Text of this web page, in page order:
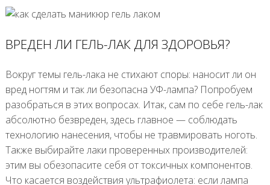
ВРЕДЕН ЛИ ГЕЛЬ-ЛАК ДЛЯ ЗДОРОВЬЯ?
Вокруг темы гель-лака не стихают споры: наносит ли он
вред ногтям и так ли безопасна УФ-лампа? Попробуем
разобраться в этих вопросах. Итак, сам по себе гель-лак
абсолютно безвреден, здесь главное — соблюдать
технологию нанесения, чтобы не травмировать ноготь.
Также выбирайте лаки проверенных производителей:
этим вы обезопасите себя от токсичных компонентов.
Что касается воздействия ультрафиолета: если лампа